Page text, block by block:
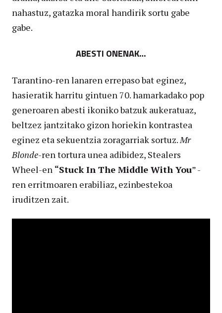
nahastuz, gatazka moral handirik sortu gabe
gabe.
ABESTI ONENAK…
Tarantino-ren lanaren errepaso bat eginez,
hasieratik harritu gintuen 70. hamarkadako pop
generoaren abesti ikoniko batzuk aukeratuaz,
beltzez jantzitako gizon horiekin kontrastea
eginez eta sekuentzia zoragarriak sortuz.Mr
Blonde-ren tortura unea adibidez, Stealers
Wheel-en “Stuck In The Middle With You” -
ren erritmoaren erabiliaz, ezinbestekoa
iruditzen zait.